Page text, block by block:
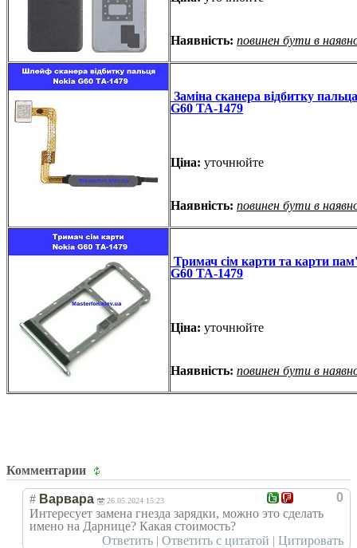
Наявність: повинен бути в
Заміна сканера відбитку
G60 TA-1479
Ціна: уточнюйте
Наявність: повинен бути в
Тримач сім карти та карти
G60 TA-1479
Ціна: уточнюйте
Наявність: повинен бути в
Комментарии
0
# Варвара 26.05.2024 15:23
Интересует замена гнезда зарядки, можно это сделать
имено на Дарнице? Какая стоимость?
Ответить | Ответить с цитатой | Цитировать